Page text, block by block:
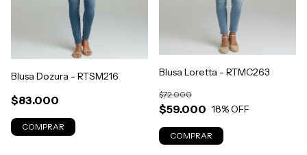
Blusa Dozura - RTSM216
$83.000
COMPRAR
Blusa Loretta - RTMC263
$59.000
$72.000
18% OFF
COMPRAR